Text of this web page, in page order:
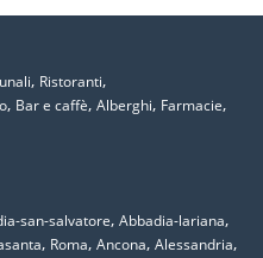
, Ristoranti,
, Bar e caffè, Alberghi, Farmacie,
san-salvatore, Abbadia-lariana,
, Roma, Ancona, Alessandria,